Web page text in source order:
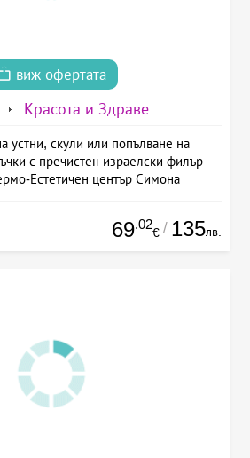
виж офертата
Красота и Здраве
устни, скули или попълване на
с пречистен израелски филър
Естетичен център Симона
69.02
€ / 135лв.